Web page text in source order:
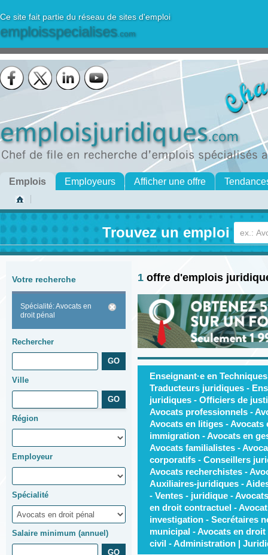
Ce site fait partie du réseau de sites d'emploi
emploisspecialises.com
Emplois Employeurs Afficher une offre
Trouvez un emploi
Votre recherche
Spécialité: Avocats en
droit pénal
Rechercher
Ville
Région
Employeur
Spécialité
Salaire minimum (annuel)
1 offre d'emplois
Enseignant·e en
Traducteurs juridiques -
juridiques - Officiers de
Avocats professionnels -
Avocats en litiges - Avocats
immigration - Avocats en
Avocats familialistes -
corporatifs - Conseillers
Avocats recherchistes -
Auxiliaires-juridiques -
- Ventes - juridique -
en droit contractuel -
investigation - Secrétaires
municipal - Avocats en
civil - Administration |